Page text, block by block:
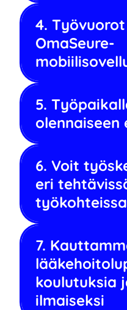
4.
OmaSeure-
5.
6. Voit
eri
työkohteissa
7.
koulutuksia
ilmaiseksi